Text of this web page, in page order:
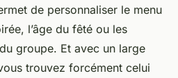
de personnaliser le menu
l’âge du fêté ou les
groupe. Et avec un large
trouvez forcément celui